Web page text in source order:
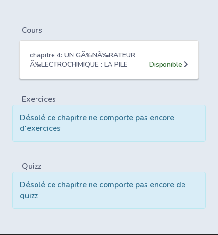
Cours
chapitre 4: UN GÃ‰NÃ‰RATEUR
Ã‰LECTROCHIMIQUE : LA PILE
Disponible
Exercices
Désolé ce chapitre ne comporte pas encore
d'exercices
Quizz
Désolé ce chapitre ne comporte pas encore de
quizz